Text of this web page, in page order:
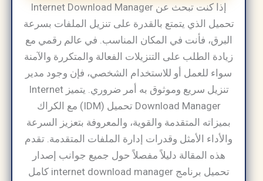
إذا كنت تبحث عن Internet Download Manager
تحميل الذي يتمتع بالقدرة على تنزيل الملفات بسرعة
البرق، فأنت في المكان المناسب. في عالم رقمي مع
زيادة الطلب على التنزيلات الفعالة والمتكررة والآمنة
سواء للعمل أو للاستخدام الشخصي، فإن وجود مدير
تنزيل سريع وموثوق به أمر ضروري. يتميز Internet
Download Manager تحميل (IDM) مع الكراك
بميزاته المتقدمة والقوية، والمعروفة بتعزيز السرعة
والأداء الأمثل وقدرات إدارة الملفات المتقدمة. تقدم
هذه المقالة دليلاً مفصلاً حول جميع جوانب إصدار
تحميل برنامج internet download manager كامل